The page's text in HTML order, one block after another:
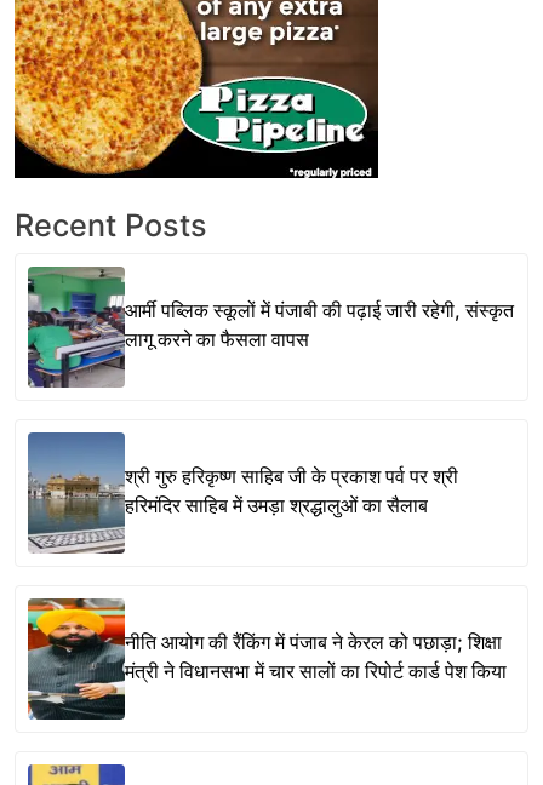
Recent Posts
आर्मी पब्लिक स्कूलों में पंजाबी की पढ़ाई जारी रहेगी, संस्कृत
लागू करने का फैसला वापस
श्री गुरु हरिकृष्ण साहिब जी के प्रकाश पर्व पर श्री
हरिमंदिर साहिब में उमड़ा श्रद्धालुओं का सैलाब
नीति आयोग की रैंकिंग में पंजाब ने केरल को पछाड़ा; शिक्षा
मंत्री ने विधानसभा में चार सालों का रिपोर्ट कार्ड पेश किया